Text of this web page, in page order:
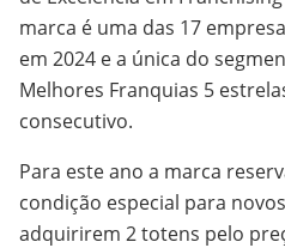
marca é uma das 17
em 2024 e a única do
Melhores Franquias 5
consecutivo.
Para este ano a marca
condição especial para
adquirirem 2 totens pelo